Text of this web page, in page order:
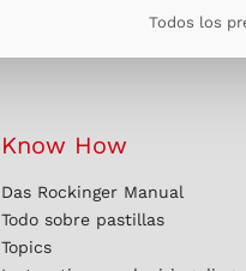
Todos los
Know How
Das Rockinger Manual
Todo sobre pastillas
Topics